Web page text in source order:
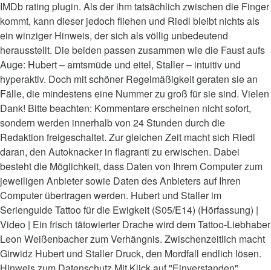
IMDb rating plugin. Als der ihm tatsächlich zwischen die Finger
kommt, kann dieser jedoch fliehen und Riedl bleibt nichts als
ein winziger Hinweis, der sich als völlig unbedeutend
herausstellt. Die beiden passen zusammen wie die Faust aufs
Auge: Hubert – amtsmüde und eitel, Staller – intuitiv und
hyperaktiv. Doch mit schöner Regelmäßigkeit geraten sie an
Fälle, die mindestens eine Nummer zu groß für sie sind. Vielen
Dank! Bitte beachten: Kommentare erscheinen nicht sofort,
sondern werden innerhalb von 24 Stunden durch die
Redaktion freigeschaltet. Zur gleichen Zeit macht sich Riedl
daran, den Autoknacker in flagranti zu erwischen. Dabei
besteht die Möglichkeit, dass Daten von Ihrem Computer zum
jeweiligen Anbieter sowie Daten des Anbieters auf Ihren
Computer übertragen werden. Hubert und Staller im
Serienguide Tattoo für die Ewigkeit (S05/E14) (Hörfassung) |
Video | Ein frisch tätowierter Drache wird dem Tattoo-Liebhaber
Leon Weißenbacher zum Verhängnis. Zwischenzeitlich macht
Girwidz Hubert und Staller Druck, den Mordfall endlich lösen.